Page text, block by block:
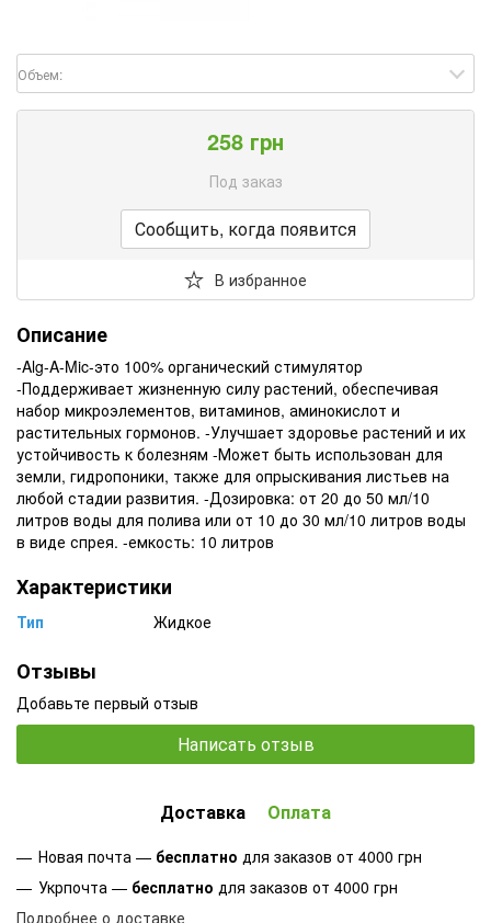
Объем:
258 грн
Под заказ
Сообщить, когда появится
В избранное
Описание
-Alg-A-Mic-это 100% органический стимулятор
-Поддерживает жизненную силу растений, обеспечивая
набор микроэлементов, витаминов, аминокислот и
растительных гормонов. -Улучшает здоровье растений и их
устойчивость к болезням -Может быть использован для
земли, гидропоники, также для опрыскивания листьев на
любой стадии развития. -Дозировка: от 20 до 50 мл/10
литров воды для полива или от 10 до 30 мл/10 литров воды
в виде спрея. -емкость: 10 литров
Характеристики
Тип Жидкое
Отзывы
Добавьте первый отзыв
Написать отзыв
Доставка Оплата
Новая почта — бесплатно для заказов от 4000 грн
Укрпочта — бесплатно для заказов от 4000 грн
Подробнее о доставке